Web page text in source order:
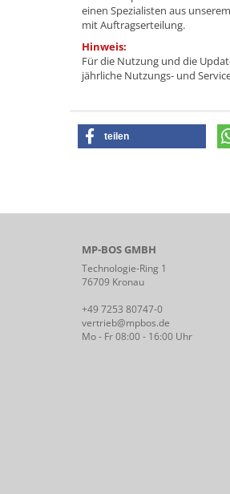
einen Spezialisten aus
mit Auftragserteilung.
Hinweis:
Für die Nutzung und die
jährliche Nutzungs- und
teilen
MP-BOS GMBH
Technologie-Ring 1
76709 Kronau
+49 7253 80747-0
vertrieb@mpbos.de
Mo - Fr 08:00 - 16:00 Uhr